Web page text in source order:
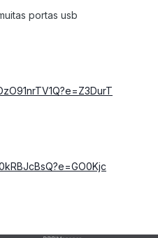
portas usb